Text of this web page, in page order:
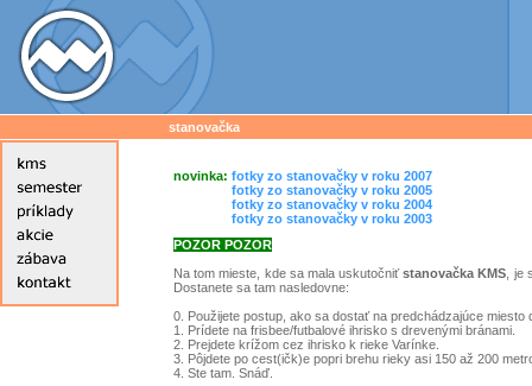
stanovačka
novinka: fotky zo stanovačky v roku 2007
fotky zo stanovačky v roku 2005
fotky zo stanovačky v roku 2004
fotky zo stanovačky v roku 2003
POZOR POZOR
Na tom mieste, kde sa mala uskutočniťstanovačka KMS ,
Dostanete sa tam nasledovne:
0. Použijete postup, ako sa dostať na predchádzajúce
1. Prídete na frisbee/futbalové ihrisko s drevenými bránami.
2. Prejdete krížom cez ihrisko k rieke Varínke.
3. Pôjdete po cest(ičk)e popri brehu rieky asi 150 až 200
4. Ste tam. Snáď.